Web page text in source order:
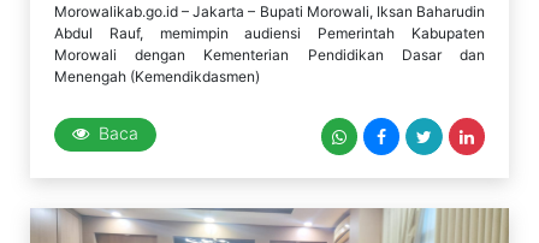
Morowalikab.go.id – Jakarta – Bupati Morowali, Iksan Baharudin
Abdul Rauf, memimpin audiensi Pemerintah Kabupaten
Morowali dengan Kementerian Pendidikan Dasar dan
Menengah (Kemendikdasmen)
Baca